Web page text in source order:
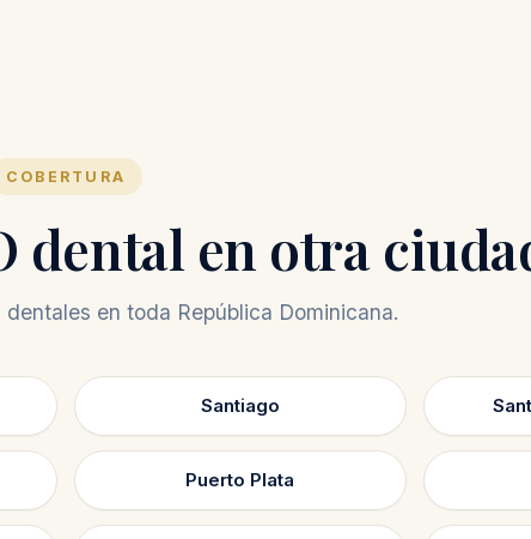
COBERTURA
dental en otra
en toda República Dominicana.
Santiago
Puerto Plata